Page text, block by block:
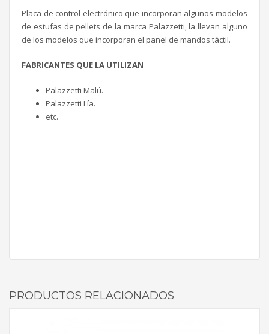
Placa de control electrónico que incorporan algunos modelos
de estufas de pellets de la marca Palazzetti, la llevan alguno
de los modelos que incorporan el panel de mandos táctil.
FABRICANTES QUE LA UTILIZAN
Palazzetti Malú.
Palazzetti Lía.
etc.
PRODUCTOS RELACIONADOS